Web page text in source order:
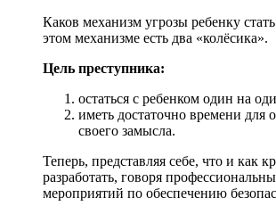
Каков механизм угрозы ребенку
этом механизме есть два «колёсика».
Цель преступника:
остаться с ребенком один на
иметь достаточно времени для
своего замысла.
Теперь, представляя себе, что и как
разработать, говоря
мероприятий по обеспечению